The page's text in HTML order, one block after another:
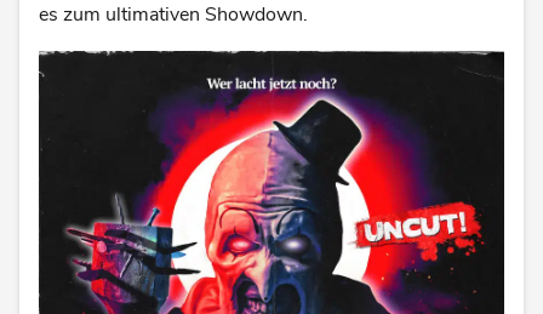
es zum ultimativen Showdown.